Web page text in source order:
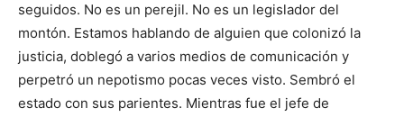
seguidos. No es un perejil. No es un legislador del
montón. Estamos hablando de alguien que colonizó la
justicia, doblegó a varios medios de comunicación y
perpetró un nepotismo pocas veces visto. Sembró el
estado con sus parientes. Mientras fue el jefe de